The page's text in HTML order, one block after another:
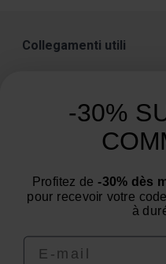
Collegamenti utili
Categorie
Avete bisogno di un
Siamo al tuo servizio dal
alle 12:00 e dalle 14:00
-30%
Profitez de -30% dès
pour recevoir votre
à
Email